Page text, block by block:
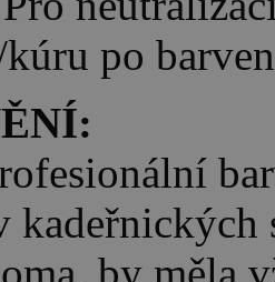
po
kadeřnických